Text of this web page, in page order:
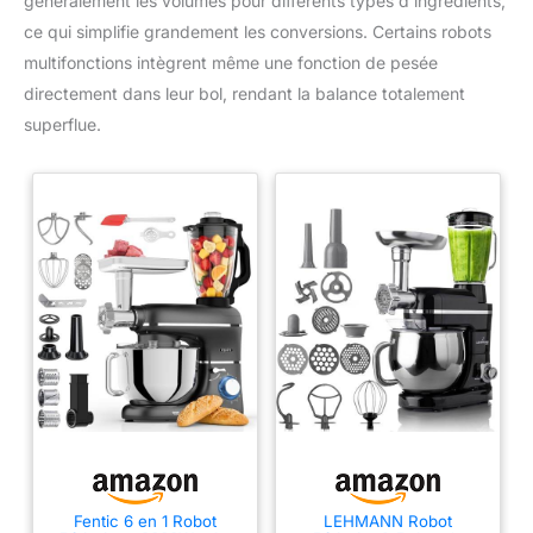
ce qui simplifie grandement les conversions. Certains robots
multifonctions intègrent même une fonction de pesée
directement dans leur bol, rendant la balance totalement
superflue.
Fentic 6 en 1 Robot
LEHMANN Robot